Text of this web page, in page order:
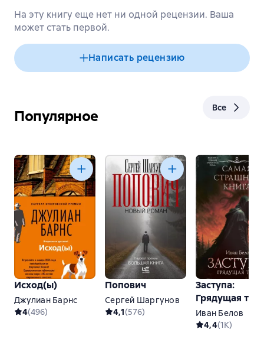
На эту книгу еще нет ни одной рецензии. Ваша
может стать первой.
Написать рецензию
Популярное Все
Исход(ы)
Джулиан Барнс
4(496)
Попович
Сергей Шаргунов
4,1(576)
Заступа:
Грядущая
Иван Белов
4,4(1K)